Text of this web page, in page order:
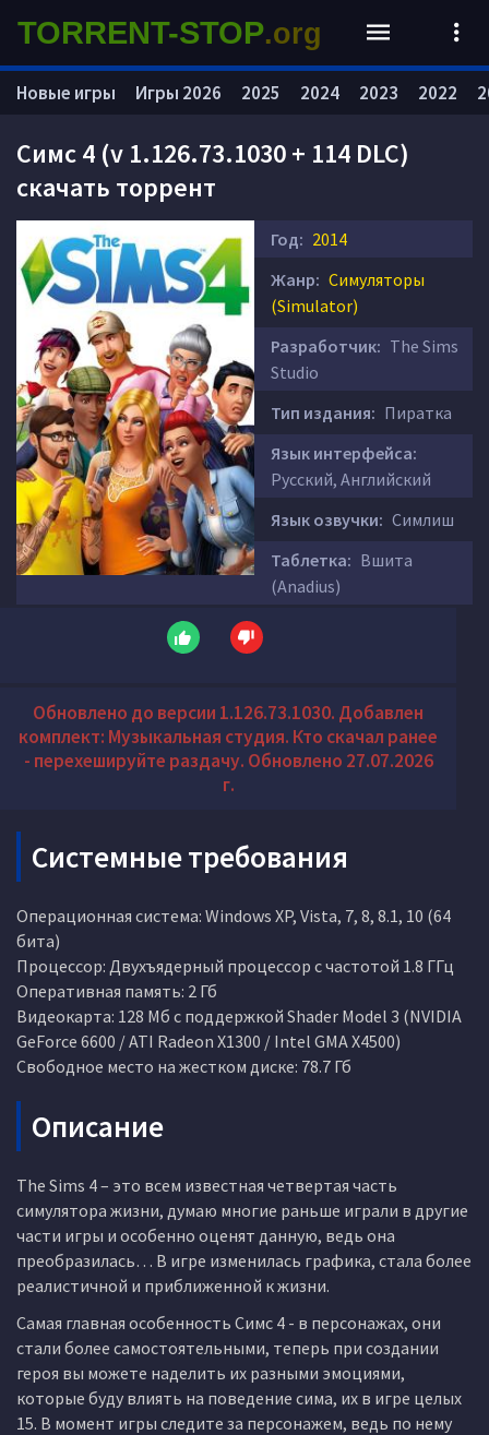
Симс 4 (v 1.126.73.1030 + 114 DLC)
скачать торрент
Год: 2014
Жанр: Симуляторы
(Simulator)
Разработчик: The Sims
Studio
Тип издания: Пиратка
Язык интерфейса:
Русский, Английский
Язык озвучки: Симлиш
Таблетка: Вшита
(Anadius)
Обновлено до версии 1.126.73.1030. Добавлен
комплект: Музыкальная студия. Кто скачал ранее
- перехешируйте раздачу. Обновлено 27.07.2026
г.
Системные требования
Операционная система: Windows XP, Vista, 7, 8, 8.1, 10 (64
бита)
Процессор: Двухъядерный процессор с частотой 1.8 ГГц
Оперативная память: 2 Гб
Видеокарта: 128 Мб с поддержкой Shader Model 3 (NVIDIA
GeForce 6600 / ATI Radeon X1300 / Intel GMA X4500)
Свободное место на жестком диске: 78.7 Гб
Описание
The Sims 4 – это всем известная четвертая часть
симулятора жизни, думаю многие раньше играли в другие
части игры и особенно оценят данную, ведь она
преобразилась… В игре изменилась графика, стала более
реалистичной и приближенной к жизни.
Самая главная особенность Симс 4 - в персонажах, они
стали более самостоятельными, теперь при создании
героя вы можете наделить их разными эмоциями,
которые буду влиять на поведение сима, их в игре целых
15. В момент игры следите за персонажем, ведь по нему
Новые игры Игры 2026 2025 2024 2023 2022
TORRENT-STOP.org